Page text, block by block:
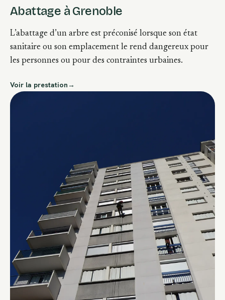
Abattage à Grenoble
L’abattage d’un arbre est préconisé lorsque son état
sanitaire ou son emplacement le rend dangereux pour
les personnes ou pour des contraintes urbaines.
Voir la prestation→